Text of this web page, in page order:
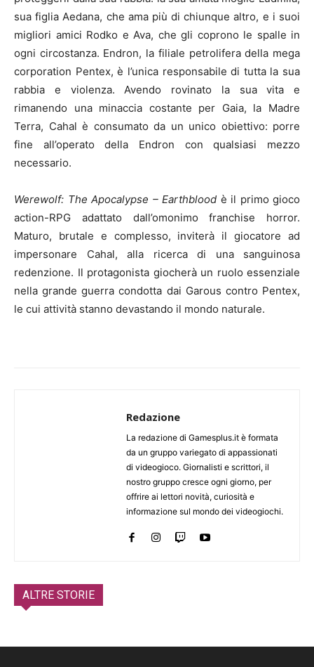
sua figliaAedana, che ama più di chiunque altro, e i suoi
migliori amici Rodko e Ava, che gli coprono le spalle in
ogni circostanza. Endron, la filiale petrolifera della mega
corporation Pentex, è l’unica responsabile di tutta la sua
rabbia e violenza. Avendo rovinato la sua vita e
rimanendo una minaccia costante per Gaia, la Madre
Terra, Cahal è consumato da un unico obiettivo: porre
fine all’operato della Endron con qualsiasi mezzo
necessario.
Werewolf: The Apocalypse – Earthblood è il primo gioco
action-RPG adattato dall’omonimo franchise horror.
Maturo, brutale e complesso, inviterà il giocatore ad
impersonare Cahal, alla ricerca di una sanguinosa
redenzione. Il protagonista giocherà un ruolo essenziale
nella grande guerra condotta dai Garous contro Pentex,
le cui attività stanno devastando il mondo naturale.
Redazione
La redazione di Gamesplus.it è formata
da un gruppo variegato di appassionati
di videogioco. Giornalisti e scrittori, il
nostro gruppo cresce ogni giorno, per
offrire ai lettori novità, curiosità e
informazione sul mondo dei videogiochi.
ALTRE STORIE